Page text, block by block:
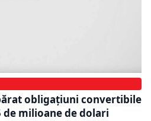
obligaţiuni convertibile
de milioane de dolari